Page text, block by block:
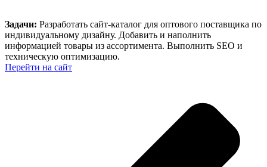
Задачи: Разработать сайт-каталог для оптового поставщика по
индивидуальному дизайну. Добавить и наполнить
информацией товары из ассортимента. Выполнить SEO и
техническую оптимизацию.
Перейти на сайт